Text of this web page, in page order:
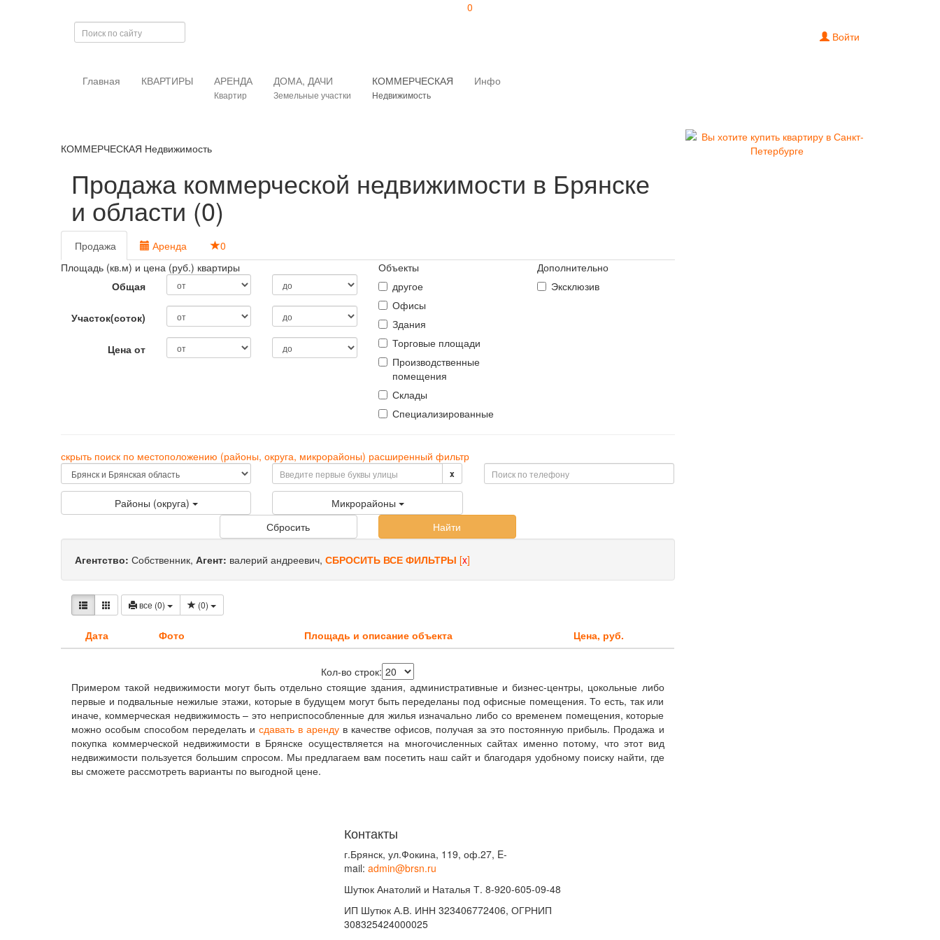
0
Войти
Главная КВАРТИРЫ АРЕНДА
Квартир
ДОМА, ДАЧИ
Земельные участки
КОММЕРЧЕСКАЯ
Недвижимость
Инфо
КОММЕРЧЕСКАЯ Недвижимость
Продажа коммерческой недвижимости в Брянске
и области (0)
Продажа Аренда
0
Площадь (кв.м) и цена (руб.) квартиры
Общая
Участок(соток)
Цена от
Объекты
другое
Офисы
Здания
Торговые площади
Производственные
помещения
Склады
Специализированные
Дополнительно
Эксклюзив
скрыть поиск по местоположению (районы, округа, микрорайоны) расширенный фильтр
x
Районы (округа)
Микрорайоны
Найти
Сбросить
Агентство: Собственник, Агент: валерий андреевич, СБРОСИТЬ ВСЕ ФИЛЬТРЫ [x]
все (0) (0)
Дата Фото Площадь и описание объекта Цена, руб.
Кол-во строк:
Примером такой недвижимости могут быть отдельно стоящие здания, административные и бизнес-центры, цокольные либо
первые и подвальные нежилые этажи, которые в будущем могут быть переделаны под офисные помещения. То есть, так или
иначе, коммерческая недвижимость – это неприспособленные для жилья изначально либо со временем помещения, которые
можно особым способом переделать исдавать в аренду в качестве офисов, получая за это постоянную прибыль. Продажа и
покупка коммерческой недвижимости в Брянске осуществляется на многочисленных сайтах именно потому, что этот вид
недвижимости пользуется большим спросом. Мы предлагаем вам посетить наш сайт и благодаря удобному поиску найти, где
вы сможете рассмотреть варианты по выгодной цене.
Контакты
г.Брянск, ул.Фокина, 119, оф.27, E-
mail: admin@brsn.ru
Шутюк Анатолий и Наталья Т. 8-920-605-09-48
ИП Шутюк А.В. ИНН 323406772406, ОГРНИП
308325424000025